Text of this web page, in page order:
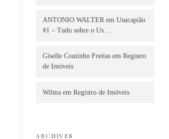
ANTONIO WALTER em Usucapião
#1 – Tudo sobre o Us…
Giselle Coutinho Freitas em Registro
de Imóveis
Wilma em Registro de Imóveis
ARCHIVES